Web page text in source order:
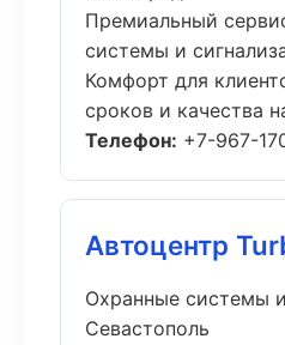
Премиальный
системы и
Комфорт для
сроков и качества
Телефон: +7-967-
Автоцентр
Охранные системы
Севастополь